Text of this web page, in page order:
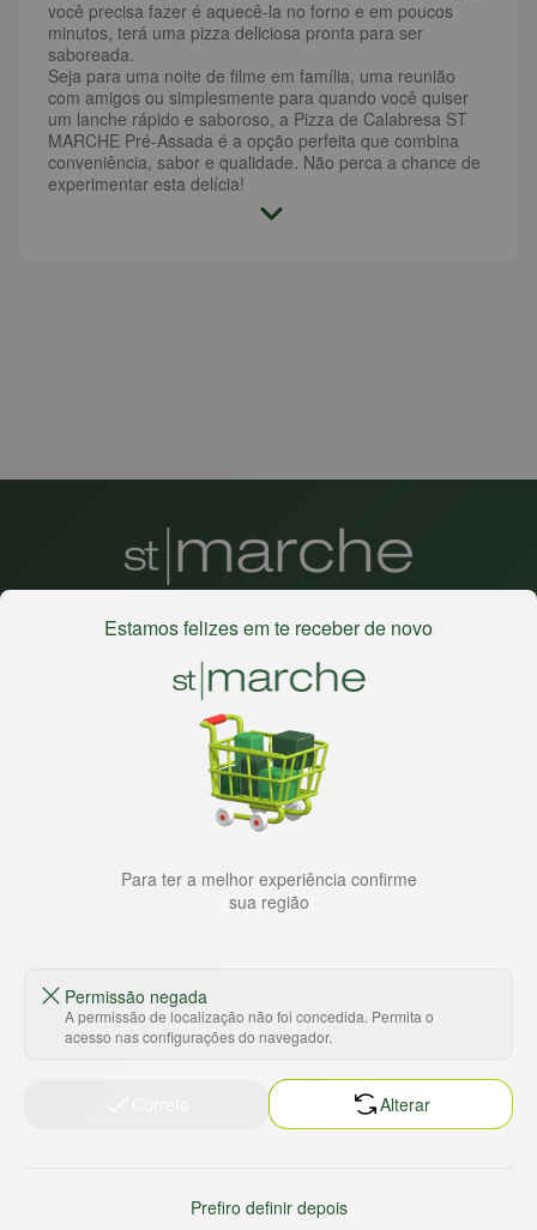
você precisa fazer é aquecê-la no forno e em poucos
minutos, terá uma pizza deliciosa pronta para ser
saboreada.
Seja para uma noite de filme em família, uma reunião
com amigos ou simplesmente para quando você quiser
um lanche rápido e saboroso, a Pizza de Calabresa ST
MARCHE Pré-Assada é a opção perfeita que combina
conveniência, sabor e qualidade. Não perca a chance de
experimentar esta delícia!
Há mais de 22 anos, o St. Marche busca oferecer a melhor
experiência de compras, a preços competitivos, pra você
comprar tudo o que precisa para seu dia a dia em um só
lugar. Além da loja online temos 31 lojas físicas na capital,
Grande São Paulo, litoral e interior de São Paulo. Vem ser
HORTUS COMERCIO DE ALIMENTOS S.A
CNPJ: 09.000.493/0002-15
Termos de serviço
Estamos felizes em te receber de novo
Para ter a melhor experiência confirme
sua região
Permissão negada
A permissão de localização não foi concedida. Permita o
acesso nas configurações do navegador.
Alterar
Prefiro definir depois